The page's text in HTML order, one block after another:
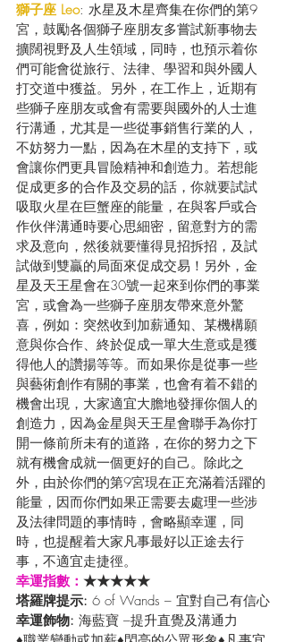
獅子座 Leo: 水星及木星齊集在你們的第9
宮，鼓勵各個獅子座朋友多嘗試新事物去
擴闊視野及人生領域，同時，也預示着你
們可能會從旅行、法律、學習和與外國人
打交道中獲益。另外，在工作上，近期有
些獅子座朋友或會有需要與國外的人士進
行溝通，尤其是一些從事銷售行業的人，
不妨努力一點，因為在木星的支持下，或
會讓你們更具冒險精神和創造力。若想能
促成更多的合作及交易的話，你就要試試
吸取火星在巨蟹座的能量，在與客戶或合
作伙伴溝通時要心思細密，留意對方的需
求及意向，然後就要懂得見招拆招，及試
試做到雙贏的局面來促成交易！另外，金
星及天王星會在30號一起來到你們的事業
宮，或會為一些獅子座朋友帶來意外驚
喜，例如：突然收到加薪通知、某機構願
意與你合作、終於促成一單大生意或是獲
得他人的讚揚等等。而如果你是從事一些
與藝術創作有關的事業，也會有着不錯的
機會出現，大家適宜大膽地發揮你個人的
創造力，因為金星與天王星會聯手為你打
開一條前所未有的道路，在你的努力之下
就有機會成就一個更好的自己。除此之
外，由於你們的第9宮現在正充滿着活躍的
能量，因而你們如果正需要去處理一些涉
及法律問題的事情時，會略顯幸運，同
時，也提醒着大家凡事最好以正途去行
事，不適宜走捷徑。
幸運指數： ★★★★★
塔羅牌提示: 6 of Wands – 宜對自己有信心
幸運飾物: 海藍寶 –提升直覺及溝通力